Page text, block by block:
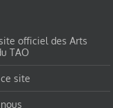
officiel des Arts
TAO
site